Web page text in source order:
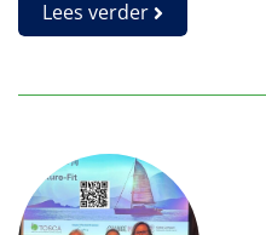
Lees verder